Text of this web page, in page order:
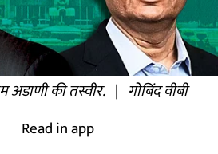
अडाणी की तस्वीर. | गोबिंद वीबी
Read in app